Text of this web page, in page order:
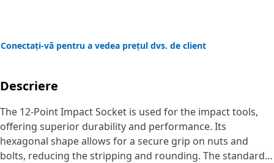
Conectați-vă pentru a vedea prețul dvs. de client
Descriere
The 12-Point Impact Socket is used for the impact tools,
offering superior durability and performance. Its
hexagonal shape allows for a secure grip on nuts and
bolts, reducing the stripping and rounding. The standard